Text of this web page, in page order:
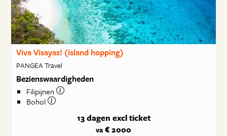
Viva Visayas! (island hopping)
PANGEA Travel
Bezienswaardigheden
Filipijnen
Bohol
13 dagen excl ticket
va € 2000